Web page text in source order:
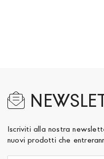
Iscriviti alla nostra
nuovi prodotti che